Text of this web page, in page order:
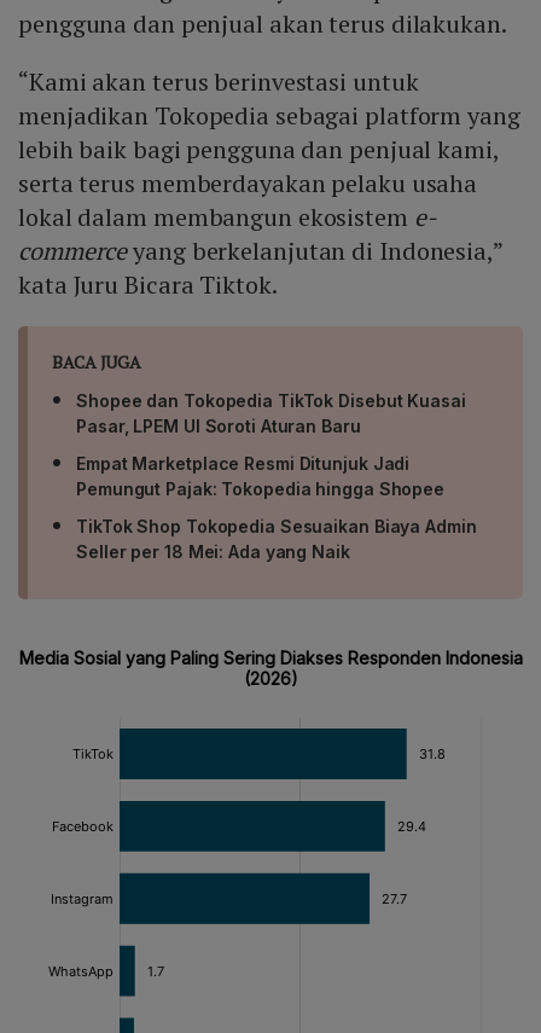
pengguna dan penjual akan terus dilakukan.
“Kami akan terus berinvestasi untuk
menjadikan Tokopedia sebagai platform yang
lebih baik bagi pengguna dan penjual kami,
serta terus memberdayakan pelaku usaha
lokal dalam membangun ekosistem e-
commerceyang berkelanjutan di Indonesia,”
kata Juru Bicara Tiktok.
BACA JUGA
Shopee dan Tokopedia TikTok Disebut Kuasai
Pasar, LPEM UI Soroti Aturan Baru
Empat Marketplace Resmi Ditunjuk Jadi
Pemungut Pajak: Tokopedia hingga Shopee
TikTok Shop Tokopedia Sesuaikan Biaya Admin
Seller per 18 Mei: Ada yang Naik